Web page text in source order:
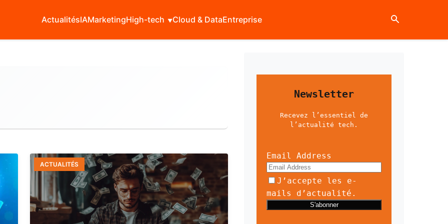
ActualitésIAMarketingHigh-tech Cloud & DataEntreprise
ACTUALITÉS
Newsletter
Recevez l’essentiel de
l’actualité tech.
Email Address
J’accepte les e-
mails d’actualité.